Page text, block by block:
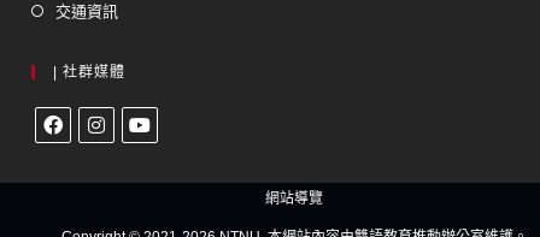
交通資訊
| 社群媒體
網站導覽